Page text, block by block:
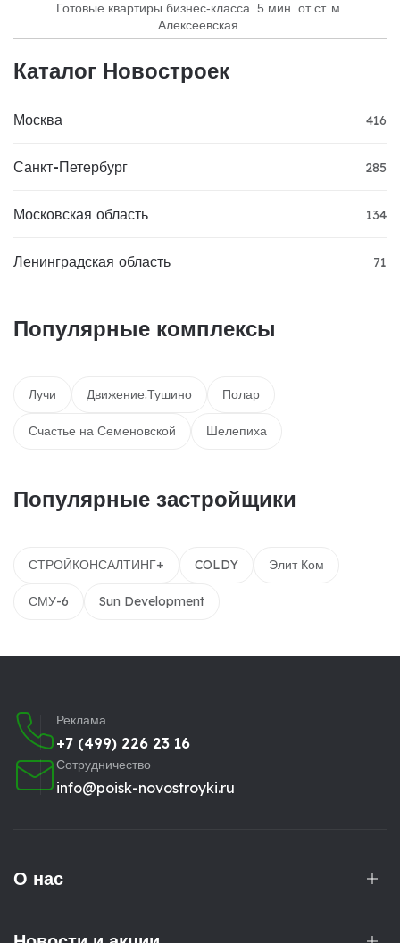
Готовые квартиры бизнес-класса. 5 мин. от ст. м.
Алексеевская.
Каталог Новостроек
Москва 416
Санкт-Петербург 285
Московская область 134
Ленинградская область 71
Популярные комплексы
Лучи Движение.Тушино Полар
Счастье на Семеновской Шелепиха
Популярные застройщики
СТРОЙКОНСАЛТИНГ+ COLDY Элит Ком
СМУ-6 Sun Development
Реклама
+7 (499) 226 23 16
Сотрудничество
info@poisk-novostroyki.ru
О нас